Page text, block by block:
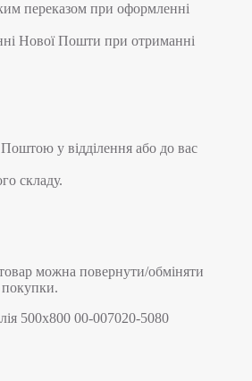
переказом при оформленні
Нової Пошти при отриманні
у відділення або до вас
складу.
можна повернути/обміняти
покупки.
500х800 00-007020-5080